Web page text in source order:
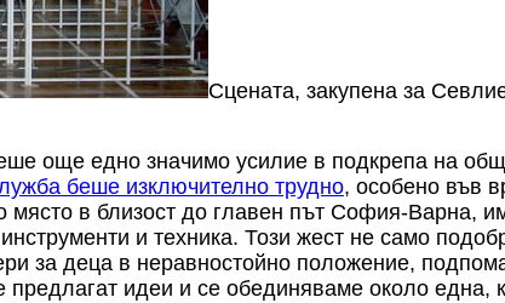
Сцената, закупена за
още едно значимо усилие в подкрепа на
беше изключително трудно, особено във
място в близост до главен път София-Варна,
и техника. Този жест не само
за деца в неравностойно положение,
идеи и се обединяваме около една,